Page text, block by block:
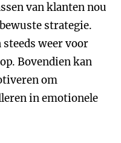
van klanten nou
strategie.
weer voor
Bovendien kan
om
in emotionele